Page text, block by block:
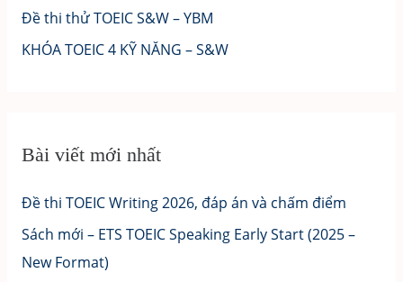
Đề thi thử TOEIC S&W – YBM
KHÓA TOEIC 4 KỸ NĂNG – S&W
Bài viết mới nhất
Đề thi TOEIC Writing 2026, đáp án và chấm điểm
Sách mới – ETS TOEIC Speaking Early Start (2025 –
New Format)